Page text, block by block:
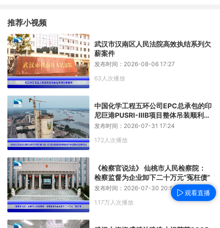
推荐小视频
武汉市汉南区人民法院高效执结系列欠
薪案件
发布时间：2026-08-06 17:27
63人次播放
中国化学工程五环公司EPC总承包的印
尼巨港PUSRI-IIIB项目整体吊装顺利完
成
发布时间：2026-07-31 17:24
172人次播放
《检察官说法》 仙桃市人民检察院：
检察监督为企业卸下二十万元“冤枉债”
发布时间：2026-07-30 20:56
1.17万人次播放
观看直播